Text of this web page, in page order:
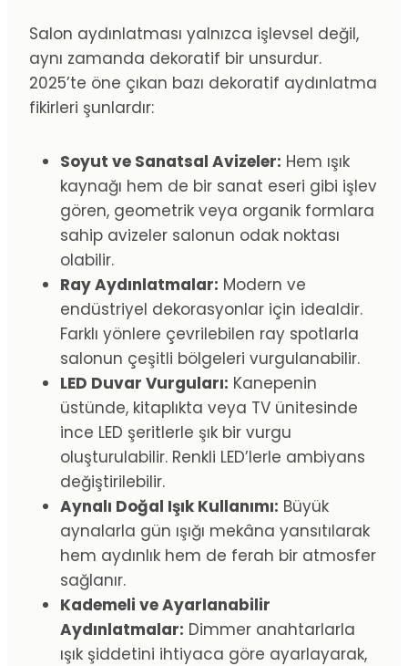
Salon aydınlatması yalnızca işlevsel değil,
aynı zamanda dekoratif bir unsurdur.
2025’te öne çıkan bazı dekoratif aydınlatma
fikirleri şunlardır:
Soyut ve Sanatsal Avizeler: Hem ışık
kaynağı hem de bir sanat eseri gibi işlev
gören, geometrik veya organik formlara
sahip avizeler salonun odak noktası
olabilir.
Ray Aydınlatmalar: Modern ve
endüstriyel dekorasyonlar için idealdir.
Farklı yönlere çevrilebilen ray spotlarla
salonun çeşitli bölgeleri vurgulanabilir.
LED Duvar Vurguları: Kanepenin
üstünde, kitaplıkta veya TV ünitesinde
ince LED şeritlerle şık bir vurgu
oluşturulabilir. Renkli LED’lerle ambiyans
değiştirilebilir.
Aynalı Doğal Işık Kullanımı: Büyük
aynalarla gün ışığı mekâna yansıtılarak
hem aydınlık hem de ferah bir atmosfer
sağlanır.
Kademeli ve Ayarlanabilir
Aydınlatmalar: Dimmer anahtarlarla
ışık şiddetini ihtiyaca göre ayarlayarak,